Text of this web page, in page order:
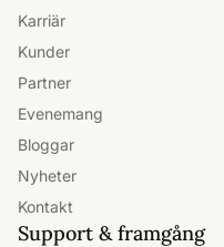
Karriär
Kunder
Partner
Evenemang
Bloggar
Nyheter
Kontakt
Support & framgång